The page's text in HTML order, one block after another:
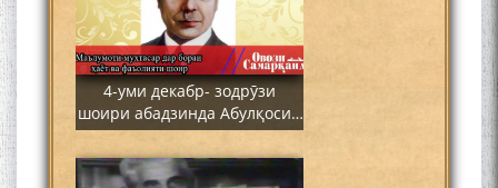
4-уми декабр- зодрӯзи
шоири абадзинда Абулқосим
Лоҳутӣ